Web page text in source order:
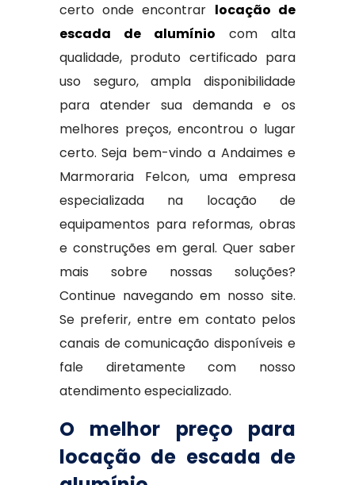
certo onde encontrar locação de
escada de alumínio com alta
qualidade, produto certificado para
uso seguro, ampla disponibilidade
para atender sua demanda e os
melhores preços, encontrou o lugar
certo. Seja bem-vindo a Andaimes e
Marmoraria Felcon, uma empresa
especializada na locação de
equipamentos para reformas, obras
e construções em geral. Quer saber
mais sobre nossas soluções?
Continue navegando em nosso site.
Se preferir, entre em contato pelos
canais de comunicação disponíveis e
fale diretamente com nosso
atendimento especializado.
O melhor preço para
locação de escada de